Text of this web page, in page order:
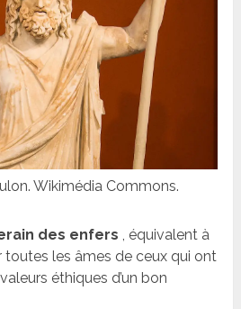
Wikimédia Commons.
des enfers , équivalent à
toutes les âmes de ceux qui ont
éthiques d’un bon